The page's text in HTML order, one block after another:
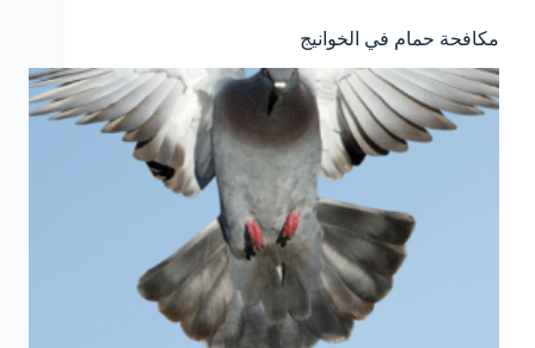
مكافحة حمام في الخوانيج